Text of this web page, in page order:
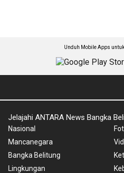
Unduh Mobile Apps
Jelajahi ANTARA News Bangka
Nasional
Mancanegara
Bangka Belitung
Lingkungan